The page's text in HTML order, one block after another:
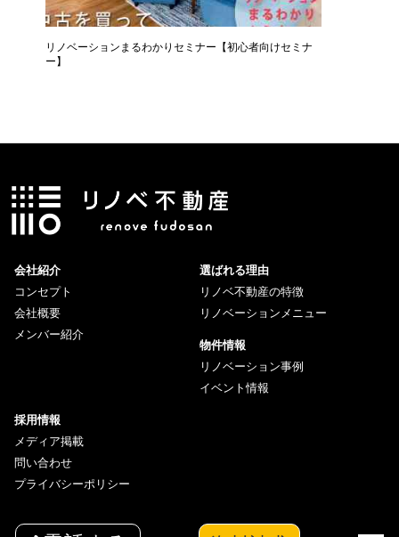
リノベーションまるわかりセミナー【初心者向けセミナ
ー】
会社紹介
コンセプト
会社概要
メンバー紹介
選ばれる理由
リノベ不動産の特徴
リノベーションメニュー
物件情報
リノベーション事例
イベント情報
採用情報
メディア掲載
問い合わせ
プライバシーポリシー